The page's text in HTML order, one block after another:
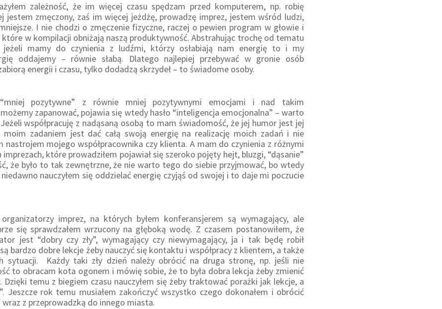
zależność, że im więcej czasu spędzam przed komputerem, np. robię
jestem zmęczony, zaś im więcej jeżdżę, prowadzę imprez, jestem wśród ludzi,
I nie chodzi o zmęczenie fizyczne, raczej o pewien program w głowie i
które w kompilacji obniżają naszą produktywność. Abstrahując trochę od tematu
jeżeli mamy do czynienia z ludźmi, którzy osłabiają nam energię to i my
oddajemy – równie słabą. Dlatego najlepiej przebywać w gronie osób
energii i czasu, tylko dodadzą skrzydeł – to świadome osoby.
pozytywne” z równie mniej pozytywnymi emocjami i nad takim
zapanować, pojawia się wtedy hasło “inteligencja emocjonalna” – warto
współpracuję z nadąsaną osobą to mam świadomość, że jej humor jest jej
moim zadaniem jest dać całą swoją energię na realizację moich zadań i nie
nastrojem mojego współpracownika czy klienta. A mam do czynienia z różnymi
które prowadziłem pojawiał się szeroko pojęty hejt, bluzgi, “dąsanie”
że było to tak zewnętrzne, że nie warto tego do siebie przyjmować, bo wtedy
nauczyłem się oddzielać energię czyjąś od swojej i to daje mi poczucie
imprez, na których byłem konferansjerem są wymagający, ale
się sprawdzałem wrzucony na głęboką wodę. Z czasem postanowiłem, że
jest “dobry czy zły”, wymagający czy niewymagający, ja i tak będę robił
bardzo dobre lekcje żeby nauczyć się kontaktu i współpracy z klientem, a także
sytuacji. Każdy taki zły dzień należy obrócić na druga stronę, np. jeśli nie
to obracam kota ogonem i mówię sobie, że to była dobra lekcja żeby zmienić
temu z biegiem czasu nauczyłem się żeby traktować porażki jak lekcje, a
Jeszcze rok temu musiałem zakończyć wszystko czego dokonałem i obrócić
z przeprowadzką do innego miasta.